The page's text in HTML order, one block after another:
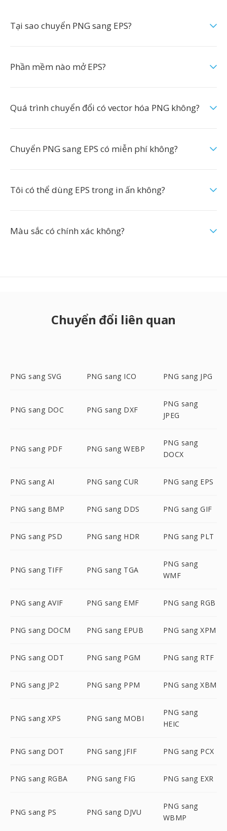
Tại sao chuyển PNG sang EPS?
Phần mềm nào mở EPS?
Quá trình chuyển đổi có vector hóa PNG không?
Chuyển PNG sang EPS có miễn phí không?
Tôi có thể dùng EPS trong in ấn không?
Màu sắc có chính xác không?
Chuyển đổi liên quan
PNG sang SVG PNG sang ICO PNG sang JPG
PNG sang DOC PNG sang DXF
PNG sang
JPEG
PNG sang PDF PNG sang WEBP
PNG sang
DOCX
PNG sang AI PNG sang CUR PNG sang EPS
PNG sang BMP PNG sang DDS PNG sang GIF
PNG sang PSD PNG sang HDR PNG sang PLT
PNG sang TIFF PNG sang TGA
PNG sang
WMF
PNG sang AVIF PNG sang EMF PNG sang RGB
PNG sang DOCM PNG sang EPUB PNG sang XPM
PNG sang ODT PNG sang PGM PNG sang RTF
PNG sang JP2 PNG sang PPM PNG sang XBM
PNG sang XPS PNG sang MOBI
PNG sang
HEIC
PNG sang DOT PNG sang JFIF PNG sang PCX
PNG sang RGBA PNG sang FIG PNG sang EXR
PNG sang PS PNG sang DJVU
PNG sang
WBMP